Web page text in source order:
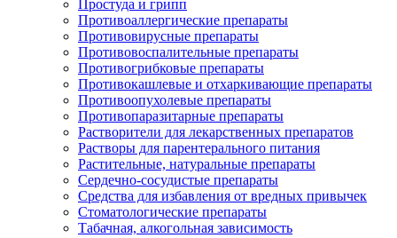
Простуда и грипп
Противоаллергические препараты
Противовирусные препараты
Противовоспалительные препараты
Противогрибковые препараты
Противокашлевые и отхаркивающие препараты
Противоопухолевые препараты
Противопаразитарные препараты
Растворители для лекарственных препаратов
Растворы для парентерального питания
Растительные, натуральные препараты
Сердечно-сосудистые препараты
Средства для избавления от вредных привычек
Стоматологические препараты
Табачная, алкогольная зависимость